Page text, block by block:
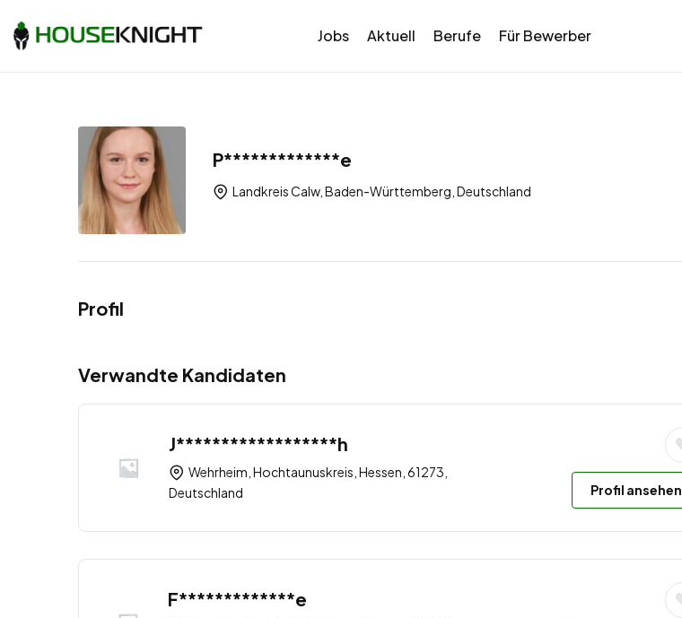
Jobs Aktuell Berufe Für Bewerber
P*************e
Landkreis Calw, Baden-Württemberg, Deutschland
Profil
Verwandte Kandidaten
J******************h
Wehrheim, Hochtaunuskreis, Hessen, 61273,
Deutschland
Profil ansehen
F*************e